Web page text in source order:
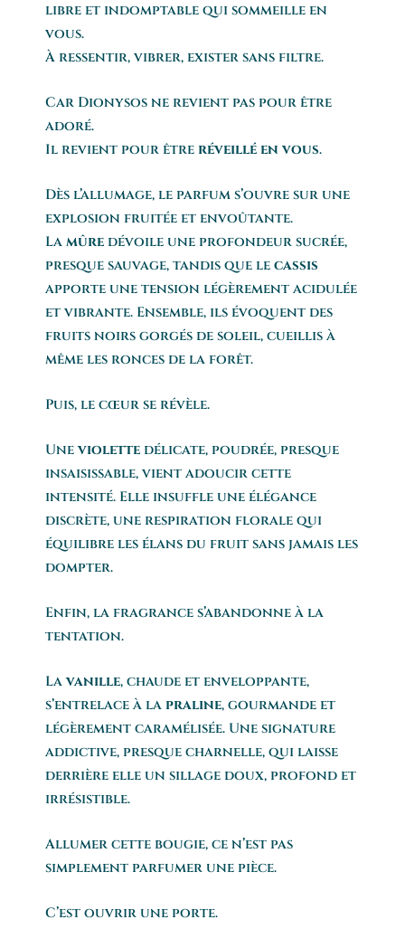
libre et indomptable qui sommeille en
vous.
À ressentir, vibrer, exister sans filtre.
Car Dionysos ne revient pas pour être
adoré.
Il revient pour être réveillé en vous.
Dès l’allumage, le parfum s’ouvre sur une
explosion fruitée et envoûtante.
Lamûre dévoile une profondeur sucrée,
presque sauvage, tandis que lecassis
apporte une tension légèrement acidulée
et vibrante. Ensemble, ils évoquent des
fruits noirs gorgés de soleil, cueillis à
même les ronces de la forêt.
Puis, le cœur se révèle.
Uneviolette délicate, poudrée, presque
insaisissable, vient adoucir cette
intensité. Elle insuffle une élégance
discrète, une respiration florale qui
équilibre les élans du fruit sans jamais les
dompter.
Enfin, la fragrance s’abandonne à la
tentation.
Lavanille, chaude et enveloppante,
s’entrelace à la praline, gourmande et
légèrement caramélisée. Une signature
addictive, presque charnelle, qui laisse
derrière elle un sillage doux, profond et
irrésistible.
Allumer cette bougie, ce n’est pas
simplement parfumer une pièce.
C’est ouvrir une porte.